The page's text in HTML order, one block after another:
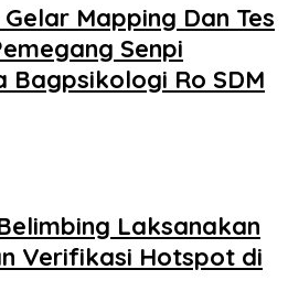
Mapping Dan Tes
Senpi
Bagpsikologi Ro SDM
Laksanakan
Verifikasi Hotspot di